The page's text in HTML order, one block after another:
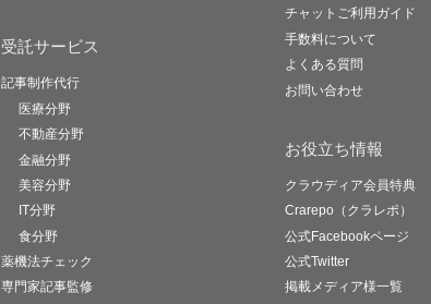
受託サービス
記事制作代行
医療分野
不動産分野
金融分野
美容分野
IT分野
食分野
薬機法チェック
専門家記事監修
チャットご利用ガイド
手数料について
よくある質問
お問い合わせ
お役立ち情報
クラウディア会員特典
Crarepo（クラレポ）
公式Facebookページ
公式Twitter
掲載メディア様一覧